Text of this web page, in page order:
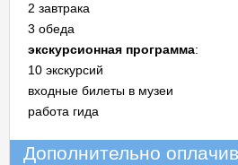
2 завтрака
3 обеда
экскурсионная программа:
10 экскурсий
входные билеты в музеи
работа гида
Дополнительно